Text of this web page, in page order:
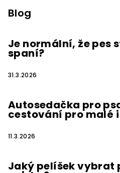
Blog
Je normální, že pes
spaní?
31.3.2026
Autosedačka pro
cestování pro malé
11.3.2026
Jaký pelíšek vybrat